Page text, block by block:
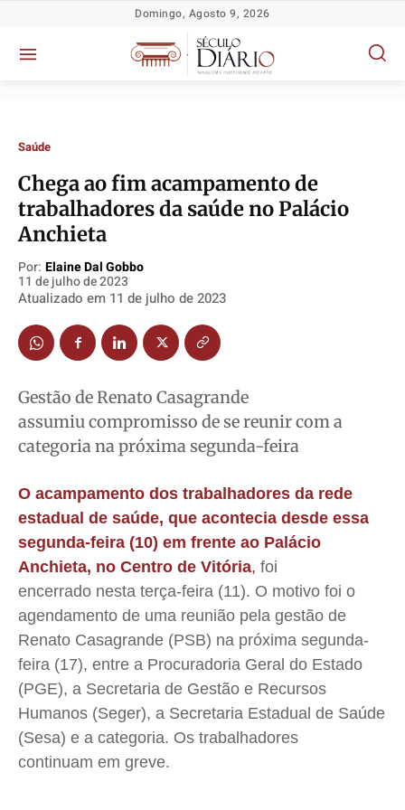
Socioeconômicas
Justiça
Segurança
Meio Ambiente
Saúde
Direitos
Cultura
Colunas
Caetano Roque
Gustavo Bastos
Jr Mignone (in memorian)
Wanda Sily
Publicidade Legal
Socioeconômicas
Justiça
Segurança
Meio Ambiente
Saúde
Direitos
Cultura
Colunas
Caetano Roque
Gustavo Bastos
Jr Mignone (in memorian)
Wanda Sily
Publicidade Legal
Socioeconômicas
Justiça
Segurança
Meio Ambiente
Saúde
Direitos
Cultura
Colunas
Caetano Roque
Gustavo Bastos
Jr Mignone (in memorian)
Wanda Sily
Publicidade Legal
Socioeconômicas
Justiça
Segurança
Meio Ambiente
Saúde
Direitos
Cultura
Colunas
Caetano Roque
Gustavo Bastos
Jr Mignone (in memorian)
Wanda Sily
Publicidade Legal
Domingo, Agosto 9, 2026
Saúde
Chega ao fim acampamento de
trabalhadores da saúde no Palácio
Anchieta
Por: Elaine Dal Gobbo
11 de julho de 2023
Atualizado em 11 de julho de 2023
Gestão de Renato Casagrande
assumiu compromisso de se reunir com a
categoria na próxima segunda-feira
O acampamento dos trabalhadores da rede
estadual de saúde, que acontecia desde essa
segunda-feira (10) em frente ao Palácio
Anchieta, no Centro de Vitória, foi
encerrado nesta terça-feira (11). O motivo foi o
agendamento de uma reunião pela gestão de
Renato Casagrande (PSB) na próxima segunda-
feira (17), entre a Procuradoria Geral do Estado
(PGE), a Secretaria de Gestão e Recursos
Humanos (Seger), a Secretaria Estadual de Saúde
(Sesa) e a categoria. Os trabalhadores
continuam em greve.